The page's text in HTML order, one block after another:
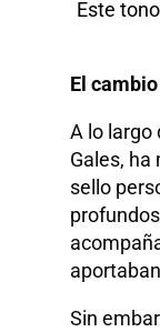
Este
El
A lo largo
Gales,
sello
Sin